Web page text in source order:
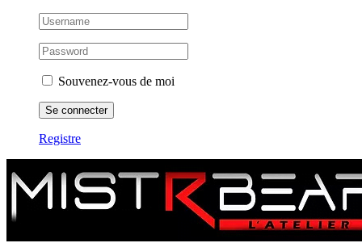
Souvenez-vous de moi
Registre